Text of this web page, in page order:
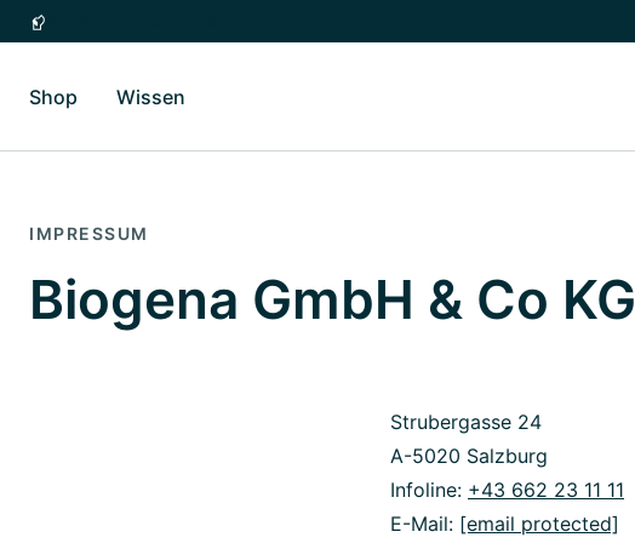
Zum Hauptinhalt springen
Zur Hauptnavigation springen
Shop Zum Untermenü Shop umschalten
Wissen
IMPRESSUM
Biogena GmbH & Co KG
Strubergasse 24
A-5020 Salzburg
Infoline: +43 662 23 11 11
E-Mail: [email protected]